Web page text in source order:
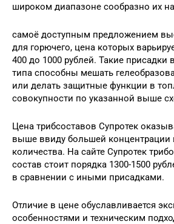
широком диапазоне сообразно их
самоё доступным предложением
для горючего, цена которых
400 до 1000 рублей. Такие присадки
типа способны мешать
или делать защитные функции в
совокупности по указанной выше
Цена трибсоставов Супротек
выше ввиду большей концентрации
количества. На сайте Супротек
состав стоит порядка 1300-1500
в сравнении с иными присадками.
Отличие в цене обуславливается
особенностями и техническим